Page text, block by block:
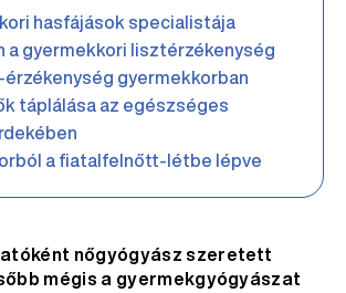
hasfájások specialistája
a gyermekkori lisztérzékenység
érzékenység gyermekkorban
táplálása az egészséges
a fiatalfelnőtt-létbe lépve
nőgyógyász szeretett
mégis a gyermekgyógyászat